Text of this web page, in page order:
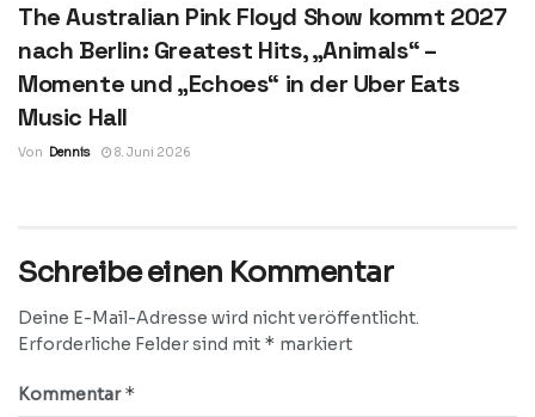
The Australian Pink Floyd Show kommt 2027
nach Berlin: Greatest Hits, „Animals“ –
Momente und „Echoes“ in der Uber Eats
Music Hall
Von Dennis 8. Juni 2026
Schreibe einen Kommentar
Deine E-Mail-Adresse wird nicht veröffentlicht.
Erforderliche Felder sind mit * markiert
Kommentar*